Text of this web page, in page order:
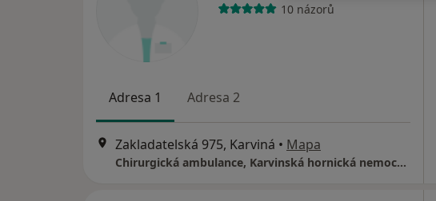
10 názorů
Adresa 1 Adresa 2
Zakladatelská 975, Karviná • Mapa
Chirurgická ambulance, Karvinská hornická nemocnice a.s.